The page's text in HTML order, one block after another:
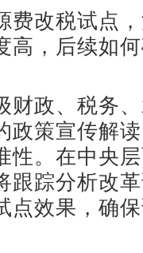
改税试点，
高，后续如
政、税务、
政策宣传解
性。在中央
跟踪分析改
点效果，确